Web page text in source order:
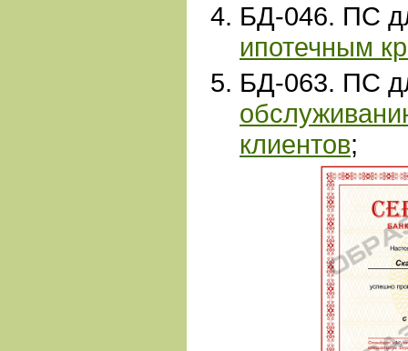
БД-046. ПС
ипотечным
БД-063. ПС
клиентов;